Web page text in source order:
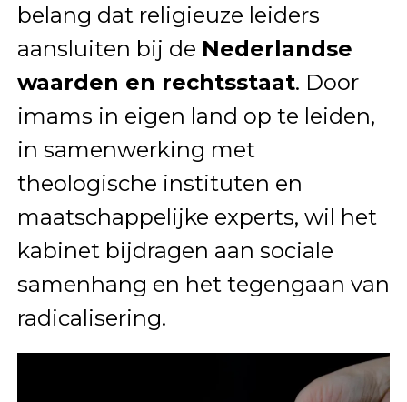
belang dat religieuze leiders
aansluiten bij de Nederlandse
waarden en rechtsstaat. Door
imams in eigen land op te leiden,
in samenwerking met
theologische instituten en
maatschappelijke experts, wil het
kabinet bijdragen aan sociale
samenhang en het tegengaan van
radicalisering.